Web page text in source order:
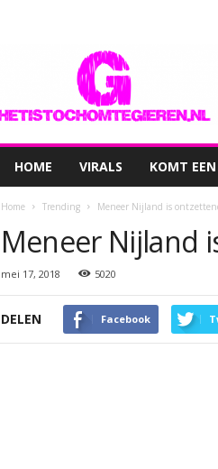
HOME VIRALS KOMT
Home Trending Meneer Nijland is
Meneer Nijland
mei 17, 2018 5020
DELEN Facebook